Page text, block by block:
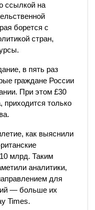
ссылкой на
борется с
стран,
в пять раз
граждане России
При этом £30
приходится только
как выяснили
млрд. Таким
аналитики,
для
— больше их
Times.